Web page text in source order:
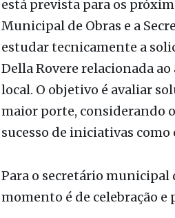
De acordo com a
está prevista para os
Municipal de Obras e a
estudar tecnicamente a
Della Rovere relacionada
local. O objetivo é avaliar
sucesso de iniciativas